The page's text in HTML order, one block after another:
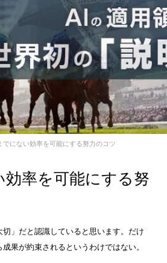
でにない効率を可能にする努力のコツ
率を可能にする努
」だと認識していると思います。だけ
果が約束されるというわけではない。